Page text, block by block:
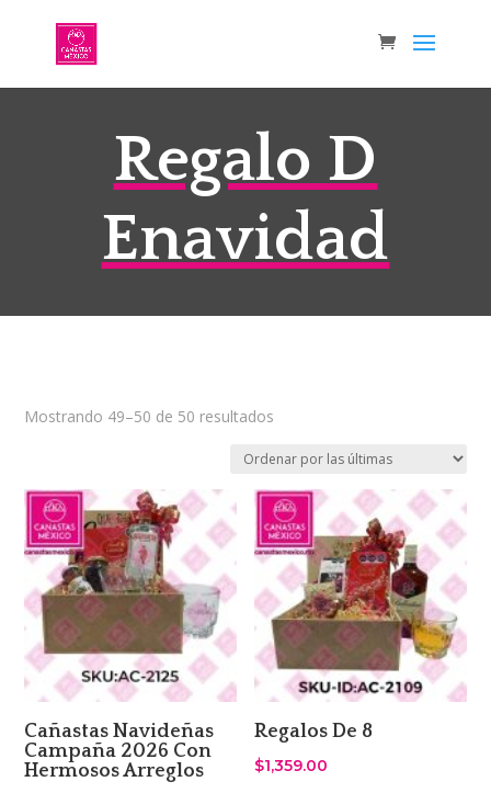
Regalo D
Enavidad
Mostrando 49–50 de 50 resultados
latest
Cañastas Navideñas
Campaña 2026 Con
Hermosos Arreglos
Regalos De 8
$1,359.00